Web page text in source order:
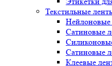
Текстильные
Нейлоновые
Сатиновые
Сатиновые
Клеевые